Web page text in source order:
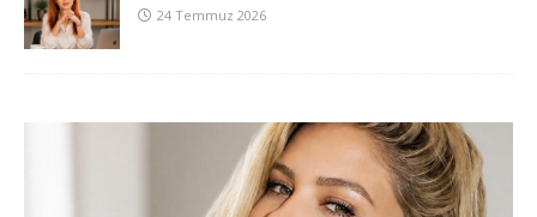
24 Temmuz 2026